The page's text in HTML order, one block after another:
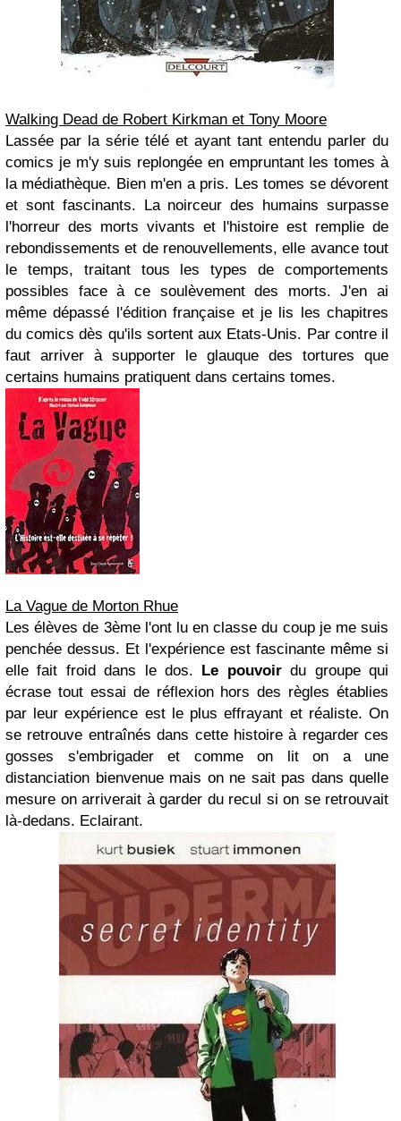
Walking Dead de Robert Kirkman et Tony Moore
Lassée par la série télé et ayant tant entendu parler du
comics je m'y suis replongée en empruntant les tomes à
la médiathèque. Bien m'en a pris. Les tomes se dévorent
et sont fascinants. La noirceur des humains surpasse
l'horreur des morts vivants et l'histoire est remplie de
rebondissements et de renouvellements, elle avance tout
le temps, traitant tous les types de comportements
possibles face à ce soulèvement des morts. J'en ai
même dépassé l'édition française et je lis les chapitres
du comics dès qu'ils sortent aux Etats-Unis. Par contre il
faut arriver à supporter le glauque des tortures que
certains humains pratiquent dans certains tomes.
La Vague de Morton Rhue
Les élèves de 3ème l'ont lu en classe du coup je me suis
penchée dessus. Et l'expérience est fascinante même si
elle fait froid dans le dos. Le pouvoirdu groupe qui
écrase tout essai de réflexion hors des règles établies
par leur expérience est le plus effrayant et réaliste. On
se retrouve entraînés dans cette histoire à regarder ces
gosses s'embrigader et comme on lit on a une
distanciation bienvenue mais on ne sait pas dans quelle
mesure on arriverait à garder du recul si on se retrouvait
là-dedans. Eclairant.